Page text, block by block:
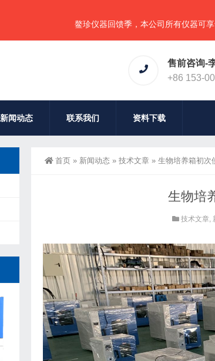
鳌珍仪器回馈季，本公司所有仪器可享专属折扣
售前咨询-
+86 153-
新闻动态 联系我们 资料下载
首页 » 新闻动态 » 技术文章 » 生物培养箱初次
生物培
技术文章,